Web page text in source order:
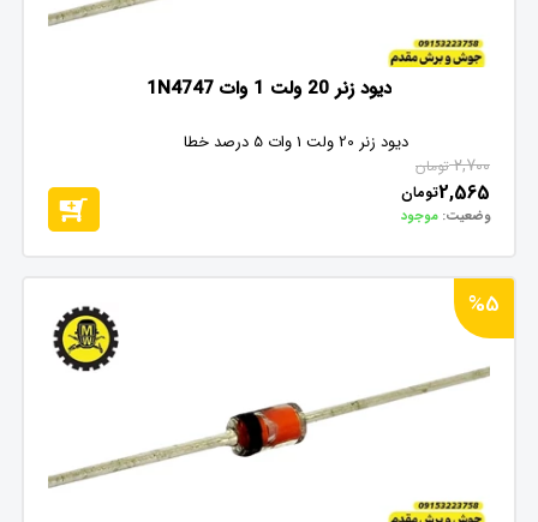
دیود زنر 20 ولت 1 وات 1N4747
دیود زنر 20 ولت 1 وات 5 درصد خطا
2,700 تومان
2,565تومان
وضعیت: موجود
%5